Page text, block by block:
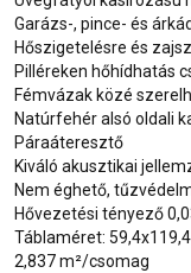
Garázs-, pince- és
Hőszigetelésre és
Pilléreken hőhídhatás
Fémvázak közé
Natúrfehér alsó oldali
Páraáteresztő
Kiváló akusztikai
Nem éghető,
Hővezetési tényező
Táblaméret:
2,837 m²/csomag